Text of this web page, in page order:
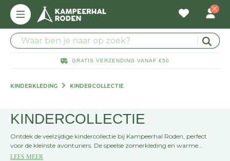
GRATIS VERZENDING VANAF €50
KINDERKLEDING KINDERCOLLECTIE
KINDERCOLLECTIE
Ontdek de veelzijdige kindercollectie bij Kampeerhal Roden, perfect
voor de kleinste avonturiers. De speelse zomerkleding en warme
winteroutfits zijn gemaakt voor alle seizoenen en activiteiten! Kies uit
LEES MEER